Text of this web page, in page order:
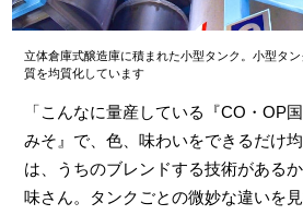
立体倉庫式醸造庫に積まれた小型タンク。小型タ
質を均質化しています
「こんなに量産している『CO・OP
みそ』で、色、味わいをできるだけ
は、うちのブレンドする技術がある
味さん。タンクごとの微妙な違いを